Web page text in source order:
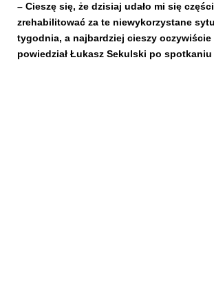
– Cieszę się, że dzisiaj udało mi się
zrehabilitować za te niewykorzystane
tygodnia, a najbardziej cieszy oczywiście
powiedział Łukasz Sekulski po spotkaniu